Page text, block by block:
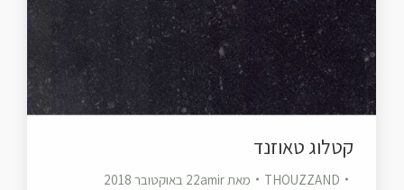
קטלוג טאוזנד
THOUZZAND מאתamir22 באוקטובר 2018